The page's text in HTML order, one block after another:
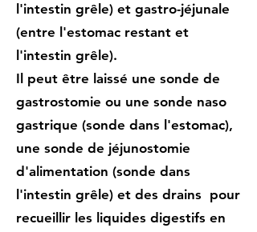
l'intestin grêle) et gastro-jéjunale
(entre l'estomac restant et
l'intestin grêle).
Il peut être laissé une sonde de
gastrostomie ou une sonde naso
gastrique (sonde dans l'estomac),
une sonde de jéjunostomie
d'alimentation (sonde dans
l'intestin grêle) et des drains pour
recueillir les liquides digestifs en